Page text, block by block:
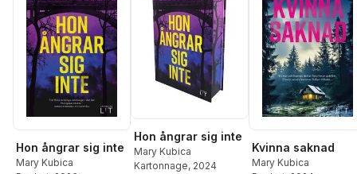
Hon ångrar sig inte
Mary Kubica
Hon ångrar sig inte
Mary Kubica
Kartonnage, 2024
Kvinna saknad
Mary Kubica